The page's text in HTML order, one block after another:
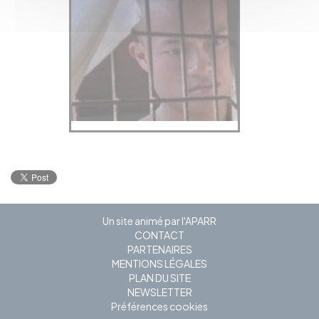
Un site animé par l'APARR
CONTACT
PARTENAIRES
MENTIONS LÉGALES
PLAN DU SITE
NEWSLETTER
Préférences cookies